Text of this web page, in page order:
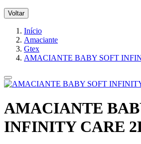
Voltar
Início
Amaciante
Gtex
AMACIANTE BABY SOFT
AMACIANTE
INFINITY CARE